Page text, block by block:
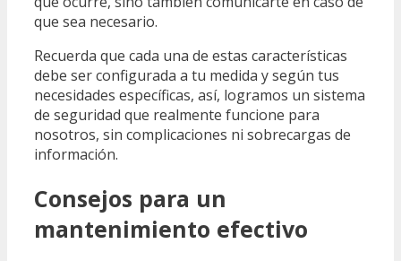
que sea necesario.
Recuerda que cada una de estas características
debe ser configurada a tu medida y según tus
necesidades específicas, así, logramos un sistema
de seguridad que realmente funcione para
nosotros, sin complicaciones ni sobrecargas de
información.
Consejos para un
mantenimiento efectivo